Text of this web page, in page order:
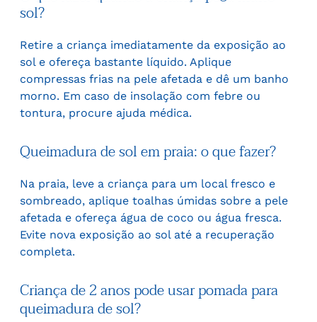
sol?
Retire a criança imediatamente da exposição ao
sol e ofereça bastante líquido. Aplique
compressas frias na pele afetada e dê um banho
morno. Em caso de insolação com febre ou
tontura, procure ajuda médica.
Queimadura de sol em praia: o que fazer?
Na praia, leve a criança para um local fresco e
sombreado, aplique toalhas úmidas sobre a pele
afetada e ofereça água de coco ou água fresca.
Evite nova exposição ao sol até a recuperação
completa.
Criança de 2 anos pode usar pomada para
queimadura de sol?